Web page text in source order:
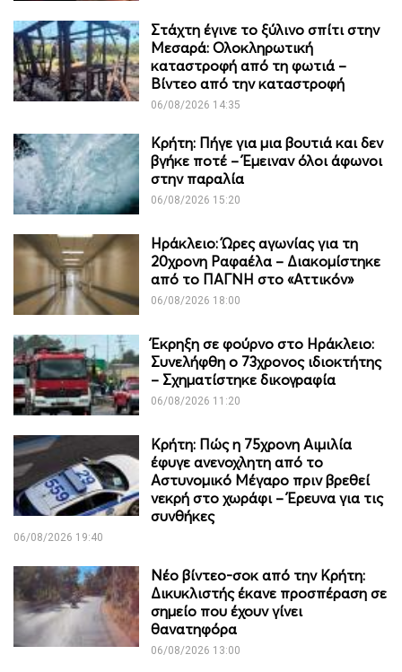
Στάχτη έγινε το ξύλινο σπίτι στην
Μεσαρά: Ολοκληρωτική
καταστροφή από τη φωτιά –
Βίντεο από την καταστροφή
06/08/2026 14:35
Κρήτη: Πήγε για μια βουτιά και δεν
βγήκε ποτέ – Έμειναν όλοι άφωνοι
στην παραλία
06/08/2026 15:20
Ηράκλειο: Ώρες αγωνίας για τη
20χρονη Ραφαέλα – Διακομίστηκε
από το ΠΑΓΝΗ στο «Αττικόν»
06/08/2026 18:00
Έκρηξη σε φούρνο στο Ηράκλειο:
Συνελήφθη ο 73χρονος ιδιοκτήτης
– Σχηματίστηκε δικογραφία
06/08/2026 11:20
Κρήτη: Πώς η 75χρονη Αιμιλία
έφυγε ανενοχλητη από το
Αστυνομικό Μέγαρο πριν βρεθεί
νεκρή στο χωράφι – Έρευνα για τις
συνθήκες
06/08/2026 19:40
Νέο βίντεο-σοκ από την Κρήτη:
Δικυκλιστής έκανε προσπέραση σε
σημείο που έχουν γίνει
θανατηφόρα
06/08/2026 13:00